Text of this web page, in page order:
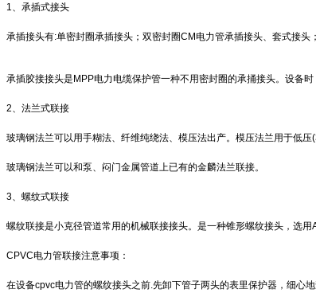
1、承插式接头
承插接头有:单密封圈承插接头；双密封圈CM电力管承插接头、套式接头；
承插胶接接头是MPP电力电缆保护管一种不用密封圈的承捅接头。设备
2、法兰式联接
玻璃钢法兰可以用手糊法、纤维纯绕法、模压法出产。模压法兰用于低压
玻璃钢法兰可以和泵、闷门金属管道上已有的金麟法兰联接。
3、螺纹式联接
螺纹联接是小克径管道常用的机械联接接头。是一种锥形螺纹接头，选用
CPVC电力管联接注意事项：
在设备cpvc电力管的螺纹接头之前.先卸下管子两头的表里保护器，细心